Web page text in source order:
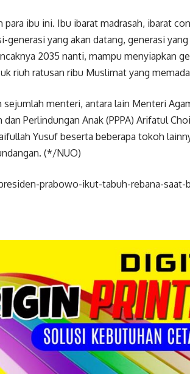
ibu ini. Ibu ibarat madrasah, ibarat
yang akan datang, generasi
2035 nanti, mampu menyiapkan
riuh ratusan ribu Muslimat yang
menteri, antara lain Menteri
Perlindungan Anak (PPPA) Arifatul
Yusuf beserta beberapa tokoh
(*/NUO)
prabowo-ikut-tabuh-rebana-saat-